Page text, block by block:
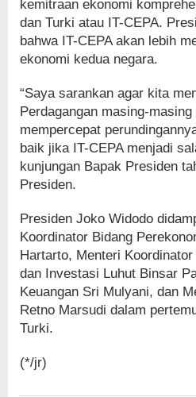
kemitraan ekonomi
dan Turki atau IT-CEPA.
bahwa IT-CEPA akan lebih
ekonomi kedua negara.
“Saya sarankan agar kita
Perdagangan masing-
mempercepat
baik jika IT-CEPA menjadi
kunjungan Bapak Presiden
Presiden.
Presiden Joko Widodo
Koordinator Bidang
Hartarto, Menteri
dan Investasi Luhut Binsar
Keuangan Sri Mulyani, dan
Retno Marsudi dalam
Turki.
(*/jr)